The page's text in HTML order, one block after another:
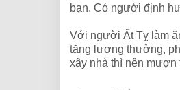
bạn. Có người định
Với người Ất Tỵ làm
tăng lương thưởng,
xây nhà thì nên mượn